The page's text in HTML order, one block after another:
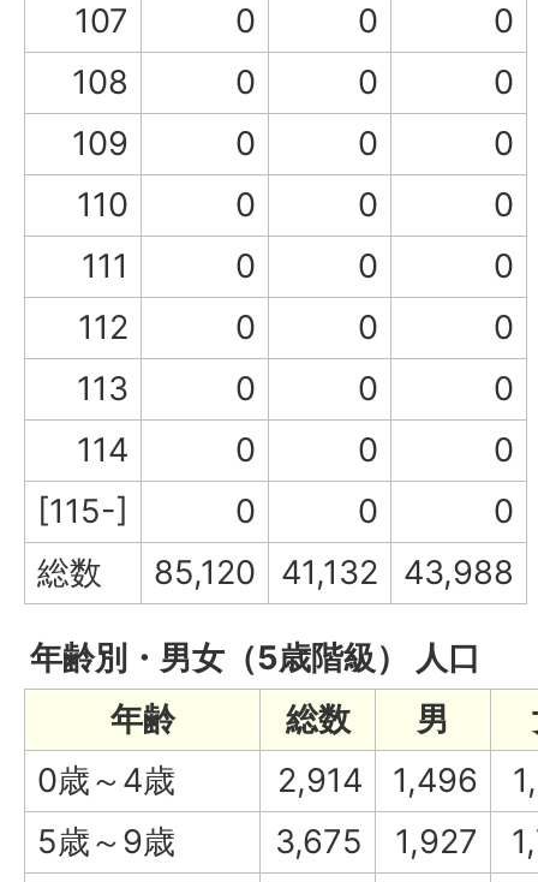
107
0 0
0
108
0 0
0
109
0 0
0
110
0 0
0
111
0 0
0
112
0 0
0
113
0 0
0
114
0 0
0
[115-]
0 0
0
総数
85,120 41,132 43,988
年齢別・男女（5歳階級） 人口
年齢
総数 男
0歳～4歳
2,914 1,496
5歳～9歳
3,675 1,927